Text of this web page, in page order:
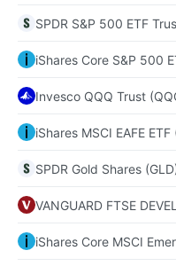
SPDR S&P 500 ETF
iShares Core S&P 500
Invesco QQQ Trust
iShares MSCI EAFE ETF
SPDR Gold Shares
VANGUARD FTSE
iShares Core MSCI